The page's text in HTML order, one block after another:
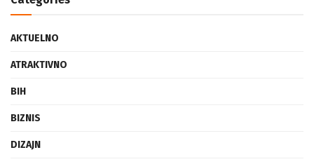
AKTUELNO
ATRAKTIVNO
BIH
BIZNIS
DIZAJN